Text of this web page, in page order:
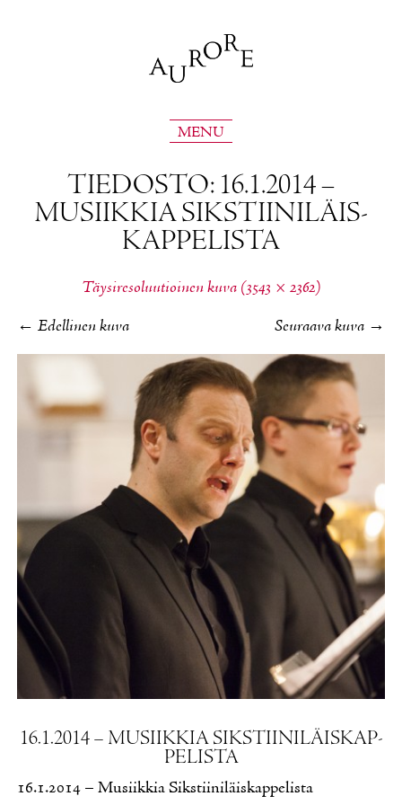
MENU
TIE­DOS­TO: 16.1.2014 –
MUSIIK­KIA SIKS­TII­NI­LÄIS­
KAP­PE­LIS­TA
Täy­si­re­so­luu­tioi­nen ku­va (3543 × 2362)
← Edellinen kuva Seuraava kuva →
16.1.2014 – MUSIIK­KIA SIKS­TII­NI­LÄIS­KAP­
PE­LIS­TA
16.1.2014 – Musiik­kia Siks­tii­ni­läis­kap­pe­lis­ta